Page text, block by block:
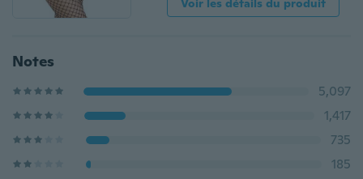
Voir les détails du produit
Notes
5,097
1,417
735
185